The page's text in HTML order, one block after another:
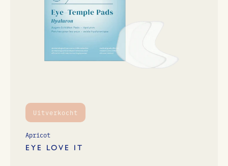
Uitverkocht
Apricot
EYE LOVE IT